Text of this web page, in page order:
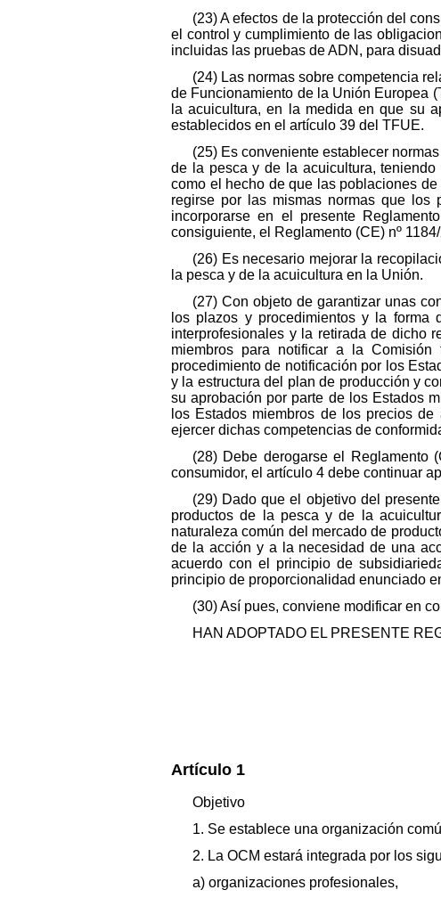
(23) A efectos de la protección del
el control y cumplimiento de las
incluidas las pruebas de ADN, para
(24) Las normas sobre competencia
de Funcionamiento de la Unión Europea
la acuicultura, en la medida en que su
establecidos en el artículo 39 del TFUE.
(25) Es conveniente establecer
de la pesca y de la acuicultura,
como el hecho de que las poblaciones
regirse por las mismas normas que los
incorporarse en el presente
consiguiente, el Reglamento (CE) nº
(26) Es necesario mejorar la
la pesca y de la acuicultura en la Unión.
(27) Con objeto de garantizar unas
los plazos y procedimientos y la forma
interprofesionales y la retirada de dicho
miembros para notificar a la
procedimiento de notificación por los
y la estructura del plan de producción y
su aprobación por parte de los Estados
los Estados miembros de los precios
ejercer dichas competencias de
(28) Debe derogarse el Reglamento
consumidor, el artículo 4 debe continuar
(29) Dado que el objetivo del
productos de la pesca y de la
naturaleza común del mercado de
de la acción y a la necesidad de una
acuerdo con el principio de
principio de proporcionalidad enunciado
(30) Así pues, conviene modificar en
HAN ADOPTADO EL PRESENTE
Artículo 1
Objetivo
1. Se establece una organización
2. La OCM estará integrada por los
a) organizaciones profesionales,